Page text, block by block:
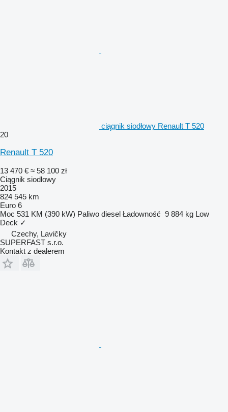
ciągnik siodłowy Renault T 520
20
Renault T 520
13 470 € ≈ 58 100 zł
Ciągnik siodłowy
2015
824 545 km
Euro 6
Moc 531 KM (390 kW) Paliwo diesel Ładowność 9 884 kg Low
Deck ✓
Czechy, Lavičky
SUPERFAST s.r.o.
Kontakt z dealerem